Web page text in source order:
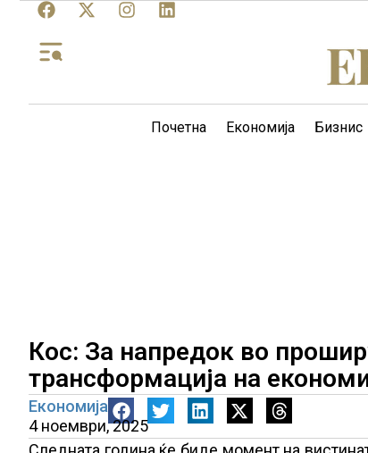
Почетна Економија Бизнис
Кос: За напредок во
трансформација на
Економија
4 ноември, 2025